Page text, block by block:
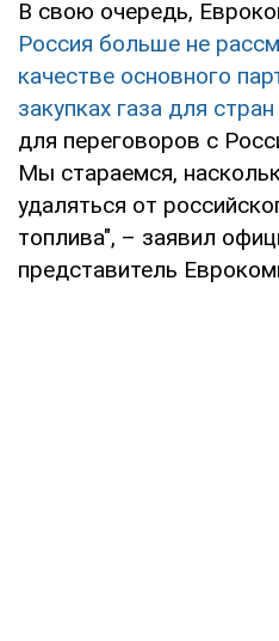
В свою очередь,
Россия больше не
качестве основного
закупках газа для
для переговоров с
Мы стараемся,
удаляться от
топлива", – заявил
представитель